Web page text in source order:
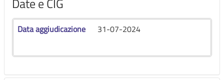
Data aggiudicazione 31-07-2024